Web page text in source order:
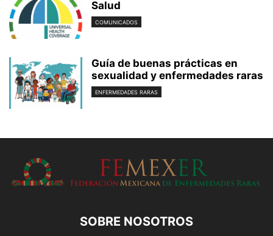
Salud
COMUNICADOS
Guía de buenas prácticas en
sexualidad y enfermedades raras
ENFERMEDADES RARAS
SOBRE NOSOTROS